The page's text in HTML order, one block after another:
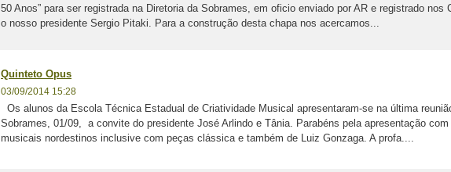
50 Anos” para ser registrada na Diretoria da Sobrames, em oficio enviado por AR e registrado nos
o nosso presidente Sergio Pitaki. Para a construção desta chapa nos acercamos...
Quinteto Opus
03/09/2014 15:28
Os alunos da Escola Técnica Estadual de Criatividade Musical apresentaram-se na última
Sobrames, 01/09, a convite do presidente José Arlindo e Tânia. Parabéns pela apresentação com
musicais nordestinos inclusive com peças clássica e também de Luiz Gonzaga. A profa....